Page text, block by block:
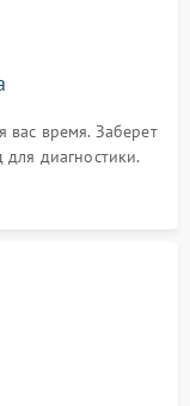
вас время. Заберет
диагностики.